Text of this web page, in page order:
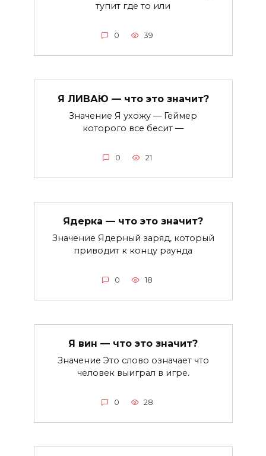
тупит где то или
0 39
Я ЛИВАЮ — что это значит?
Значение Я ухожу — Геймер
которого все бесит —
0 21
Ядерка — что это значит?
Значение Ядерный заряд, который
приводит к концу раунда
0 18
Я вин — что это значит?
Значение Это слово означает что
человек выиграл в игре.
0 28